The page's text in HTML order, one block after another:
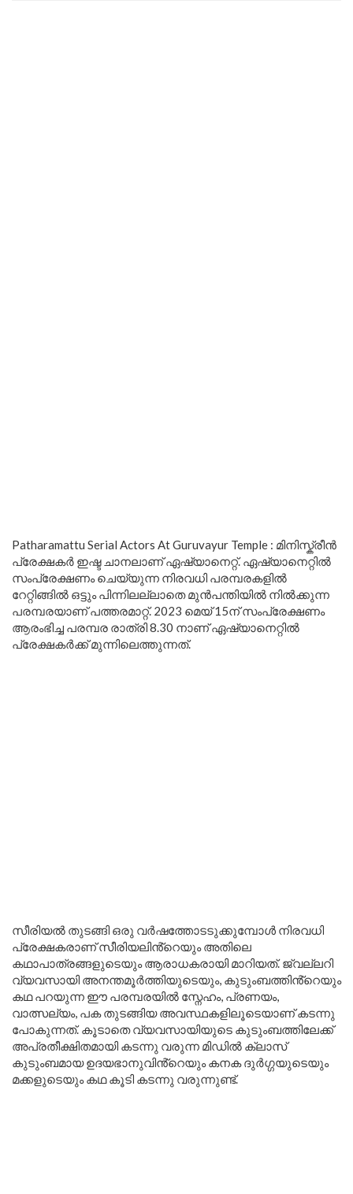
Patharamattu Serial Actors At Guruvayur Temple : മിനിസ്ക്രീൻ
പ്രേക്ഷകർ ഇഷ്ട ചാനലാണ് ഏഷ്യാനെറ്റ്. ഏഷ്യാനെറ്റിൽ
സംപ്രേക്ഷണം ചെയ്യുന്ന നിരവധി പരമ്പരകളിൽ
റേറ്റിങ്ങിൽ ഒട്ടും പിന്നിലല്ലാതെ മുൻപന്തിയിൽ നിൽക്കുന്ന
പരമ്പരയാണ് പത്തരമാറ്റ്. 2023 മെയ് 15ന് സംപ്രേക്ഷണം
ആരംഭിച്ച പരമ്പര രാത്രി 8.30 നാണ് ഏഷ്യാനെറ്റിൽ
പ്രേക്ഷകർക്ക് മുന്നിലെത്തുന്നത്.
സീരിയൽ തുടങ്ങി ഒരു വർഷത്തോടടുക്കുമ്പോൾ നിരവധി
പ്രേക്ഷകരാണ് സീരിയലിൻ്റെയും അതിലെ
കഥാപാത്രങ്ങളുടെയും ആരാധകരായി മാറിയത്. ജ്വല്ലറി
വ്യവസായി അനന്തമൂർത്തിയുടെയും, കുടുംബത്തിൻ്റെയും
കഥ പറയുന്ന ഈ പരമ്പരയിൽ സ്നേഹം, പ്രണയം,
വാത്സല്യം, പക തുടങ്ങിയ അവസ്ഥകളിലൂടെയാണ് കടന്നു
പോകുന്നത്. കൂടാതെ വ്യവസായിയുടെ കുടുംബത്തിലേക്ക്
അപ്രതീക്ഷിതമായി കടന്നു വരുന്ന മിഡിൽ ക്ലാസ്
കുടുംബമായ ഉദയഭാനുവിൻ്റെയും കനക ദുർഗ്ഗയുടെയും
മക്കളുടെയും കഥ കൂടി കടന്നു വരുന്നുണ്ട്.